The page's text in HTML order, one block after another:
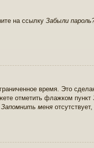
на ссылку Забыли
время. Это
отметить флажком пункт
Запомнить меня